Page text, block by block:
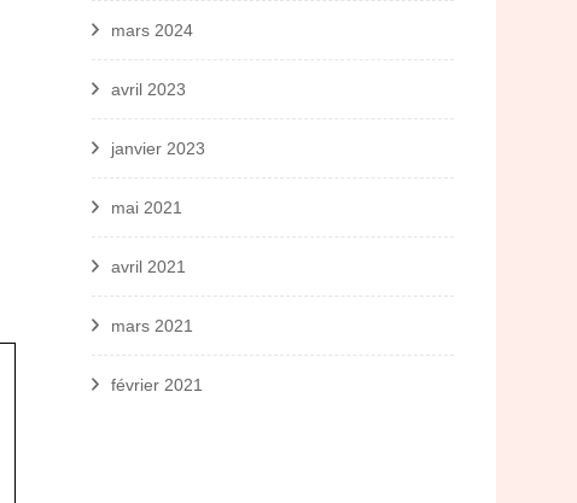
mars 2024
avril 2023
janvier 2023
mai 2021
avril 2021
mars 2021
février 2021